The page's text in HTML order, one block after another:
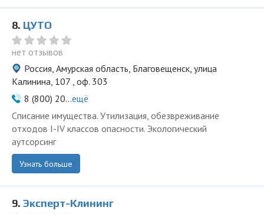
8. ЦУТО
нет отзывов
Россия, Амурская область, Благовещенск, улица
Калинина, 107 , оф. 303
8 (800) 20...ещё
Списание имущества. Утилизация, обезвреживание
отходов I-IV классов опасности. Экологический
аутсорсинг
Узнать больше
9. Эксперт-Клининг